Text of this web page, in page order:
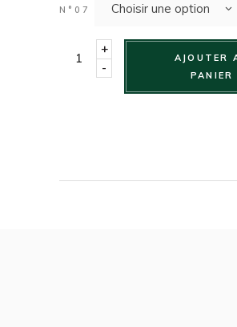
N°07 Choisir une option
10-12 p. sur-mesure - 60 €
-
+
AJOUTER
PANIER